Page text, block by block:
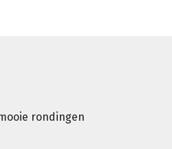
rondingen